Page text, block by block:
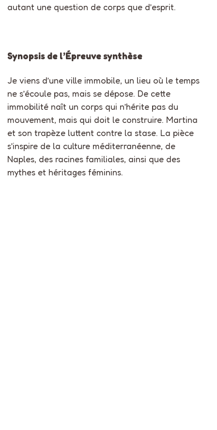
autant une question de corps que d’esprit.
Synopsis de l’Épreuve synthèse
Je viens d’une ville immobile, un lieu où le temps
ne s’écoule pas, mais se dépose. De cette
immobilité naît un corps qui n’hérite pas du
mouvement, mais qui doit le construire. Martina
et son trapèze luttent contre la stase. La pièce
s’inspire de la culture méditerranéenne, de
Naples, des racines familiales, ainsi que des
mythes et héritages féminins.